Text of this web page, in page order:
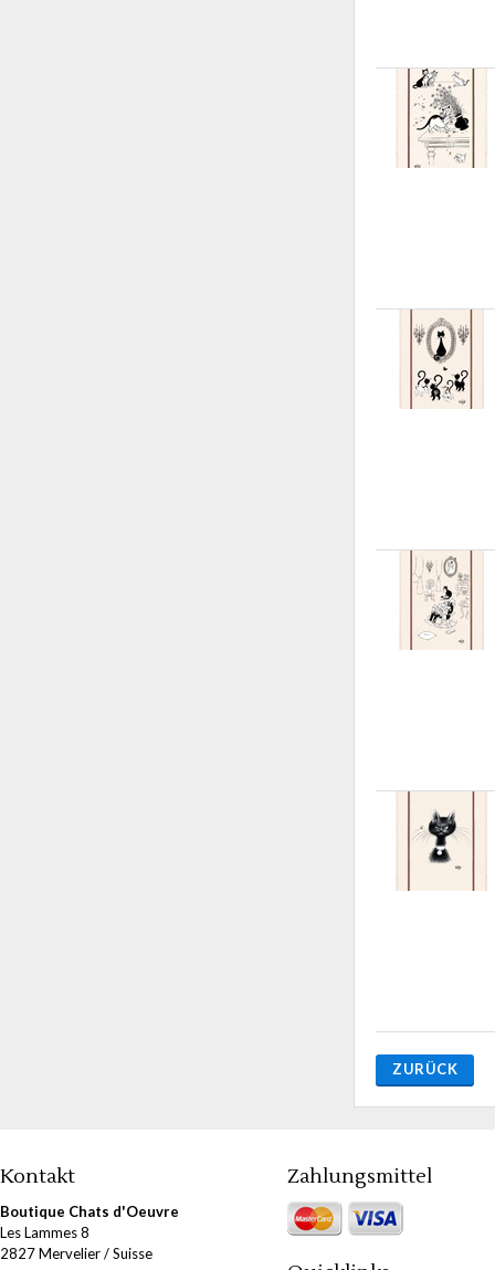
ZURÜCK
Kontakt
Boutique Chats d'Oeuvre
Les Lammes 8
2827 Mervelier / Suisse
Zahlungsmittel